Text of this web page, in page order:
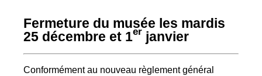
Fermeture du musée les mardis
25 décembre et 1er janvier
Conformément au nouveau règlement général